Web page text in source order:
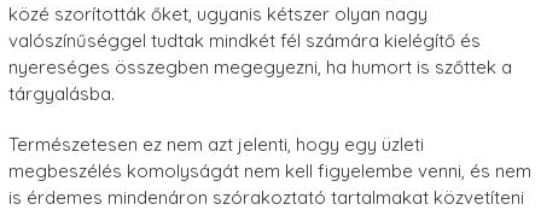
közé szorították őket, ugyanis kétszer olyan nagy
valószínűséggel tudtak mindkét fél számára kielégítő és
nyereséges összegben megegyezni, ha humort is szőttek a
tárgyalásba.
Természetesen ez nem azt jelenti, hogy egy üzleti
megbeszélés komolyságát nem kell figyelembe venni, és nem
is érdemes mindenáron szórakoztató tartalmakat közvetíteni